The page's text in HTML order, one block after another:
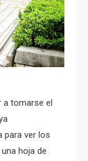
a tomarse el
para ver los
hoja de